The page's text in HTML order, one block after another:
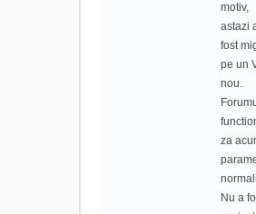
motiv,
astazi
fost
pe un
nou.
za
Nu a